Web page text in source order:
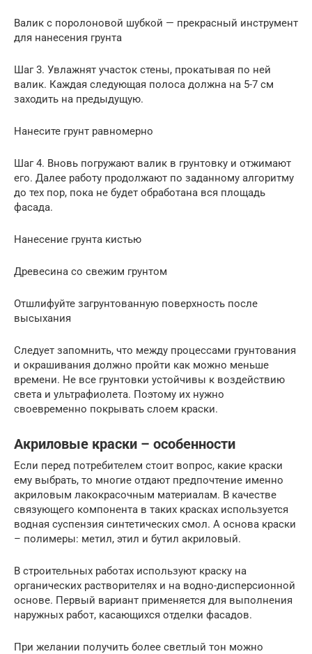
Валик с поролоновой шубкой — прекрасный инструмент
для нанесения грунта
Шаг 3. Увлажнят участок стены, прокатывая по ней
валик. Каждая следующая полоса должна на 5-7 см
заходить на предыдущую.
Нанесите грунт равномерно
Шаг 4. Вновь погружают валик в грунтовку и отжимают
его. Далее работу продолжают по заданному алгоритму
до тех пор, пока не будет обработана вся площадь
фасада.
Нанесение грунта кистью
Древесина со свежим грунтом
Отшлифуйте загрунтованную поверхность после
высыхания
Следует запомнить, что между процессами грунтования
и окрашивания должно пройти как можно меньше
времени. Не все грунтовки устойчивы к воздействию
света и ультрафиолета. Поэтому их нужно
своевременно покрывать слоем краски.
Акриловые краски – особенности
Если перед потребителем стоит вопрос, какие краски
ему выбрать, то многие отдают предпочтение именно
акриловым лакокрасочным материалам. В качестве
связующего компонента в таких красках используется
водная суспензия синтетических смол. А основа краски
– полимеры: метил, этил и бутил акриловый.
В строительных работах используют краску на
органических растворителях и на водно-дисперсионной
основе. Первый вариант применяется для выполнения
наружных работ, касающихся отделки фасадов.
При желании получить более светлый тон можно